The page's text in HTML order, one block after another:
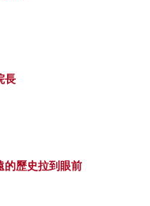
長
的歷史拉到眼前